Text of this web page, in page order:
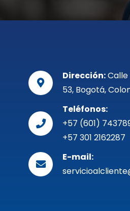
Dirección:Calle
53, Bogotá,
Teléfonos:
+57 (601)
+57 301 2162287
E-mail: